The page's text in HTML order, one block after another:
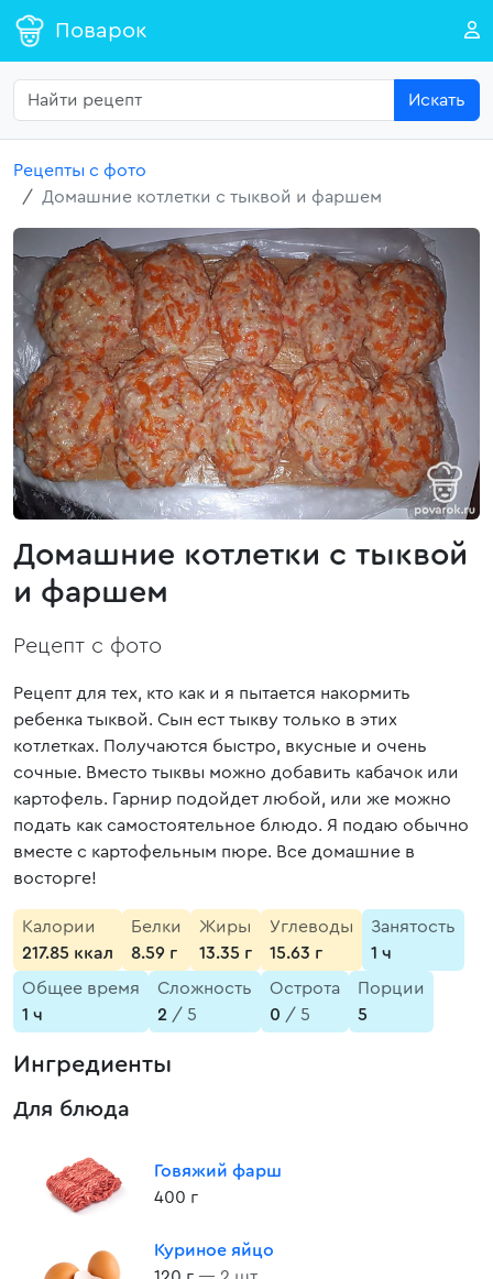
Поварок
Искать
Рецепты с фото
Домашние котлетки с тыквой и фаршем
Домашние котлетки с тыквой
и фаршем
Рецепт с фото
Рецепт для тех, кто как и я пытается накормить
ребенка тыквой. Сын ест тыкву только в этих
котлетках. Получаются быстро, вкусные и очень
сочные. Вместо тыквы можно добавить кабачок или
картофель. Гарнир подойдет любой, или же можно
подать как самостоятельное блюдо. Я подаю обычно
вместе с картофельным пюре. Все домашние в
восторге!
Калории
217.85 ккал
Белки
8.59 г
Жиры
13.35 г
Углеводы
15.63 г
Занятость
1 ч
Общее время
1 ч
Сложность
2 / 5
Острота
0 / 5
Порции
5
Ингредиенты
Для блюда
Говяжий фарш
400 г
Куриное яйцо